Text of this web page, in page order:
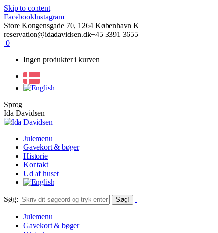
Skip to content
FacebookInstagram
Store Kongensgade 70, 1264 København K
reservation@idadavidsen.dk+45 3391 3655
0
Ingen produkter i kurven
Sprog
Ida Davidsen
Julemenu
Gavekort & bøger
Historie
Kontakt
Ud af huset
Søg:
Julemenu
Gavekort & bøger